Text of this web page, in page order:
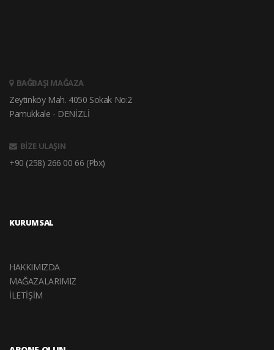
BAĞBAŞI MAĞAZA
Zeytinköy Mah. 4050 Sokak No:2
Pamukkale - DENİZLİ
BİZE ULAŞIN
+90 (258) 266 00 66 (Pbx)
KURUMSAL
HAKKIMIZDA
MAĞAZALARIMIZ
İLETİŞİM